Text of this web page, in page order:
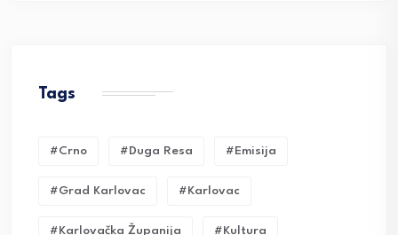
Tags
#crno #duga Resa #emisija
#grad Karlovac #karlovac
#karlovačka Županija #kultura